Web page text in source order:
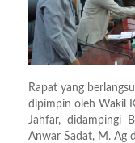
Rapat yang
dipimpin oleh Wakil
Jahfar, didampingi
Anwar Sadat, M. Ag